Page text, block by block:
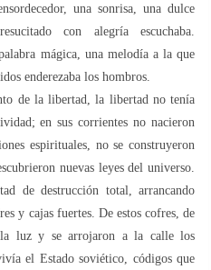
una sonrisa, una dulce
con alegría escuchaba.
mágica, una melodía a la que
enderezaba los hombros.
de la libertad, la libertad no tenía
en sus corrientes no nacieron
espirituales, no se construyeron
nuevas leyes del universo.
de destrucción total, arrancando
y cajas fuertes. De estos cofres, de
la luz y se arrojaron a la calle los
el Estado soviético, códigos que